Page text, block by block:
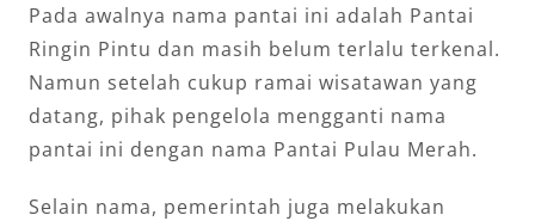
Pada awalnya nama pantai ini adalah Pantai
Ringin Pintu dan masih belum terlalu terkenal.
Namun setelah cukup ramai wisatawan yang
datang, pihak pengelola mengganti nama
pantai ini dengan nama Pantai Pulau Merah.
Selain nama, pemerintah juga melakukan